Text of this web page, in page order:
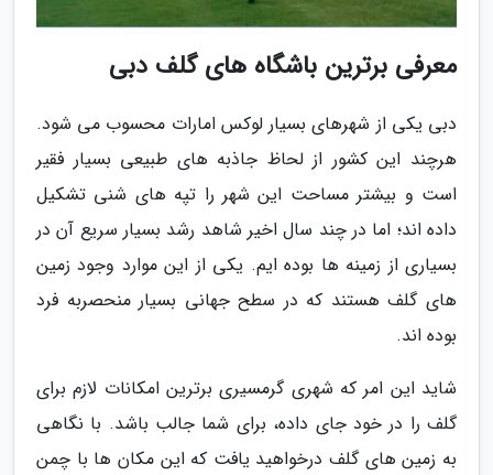
معرفی برترین باشگاه های گلف دبی
دبی یکی از شهرهای بسیار لوکس امارات محسوب می شود.
هرچند این کشور از لحاظ جاذبه های طبیعی بسیار فقیر
است و بیشتر مساحت این شهر را تپه های شنی تشکیل
داده اند؛ اما در چند سال اخیر شاهد رشد بسیار سریع آن در
بسیاری از زمینه ها بوده ایم. یکی از این موارد وجود زمین
های گلف هستند که در سطح جهانی بسیار منحصربه فرد
بوده اند.
شاید این امر که شهری گرمسیری برترین امکانات لازم برای
گلف را در خود جای داده، برای شما جالب باشد. با نگاهی
به زمین های گلف درخواهید یافت که این مکان ها با چمن